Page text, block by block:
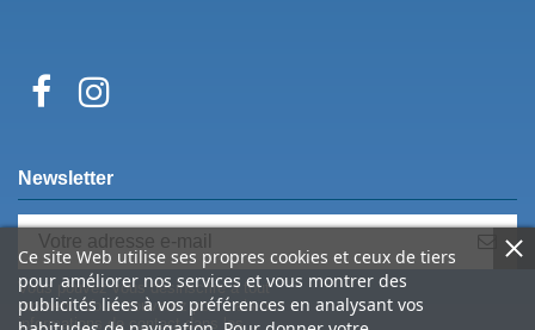
Ce site Web utilise ses propres cookies et ceux de tiers
pour améliorer nos services et vous montrer des
publicités liées à vos préférences en analysant vos
Newsletter
Vous pouvez vous désinscrire à tout
moment. Vous trouverez pour cela nos
informations de contact dans les